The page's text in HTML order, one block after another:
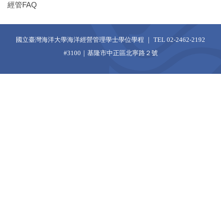
經管FAQ
國立臺灣海洋大學海洋經營管理學士學位學程 ｜ TEL 02-2462-2192
#3100｜基隆市中正區北寧路２號